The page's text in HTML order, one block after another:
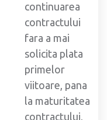
continuarea
contractului
fara a mai
solicita plata
primelor
viitoare, pana
la maturitatea
contractului,